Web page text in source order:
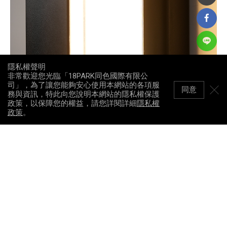
隱私權聲明
非常歡迎您光臨「18PARK同色國際有限公
司」，為了讓您能夠安心使用本網站的各項服
務與資訊，特此向您說明本網站的隱私權保護
政策，以保障您的權益，請您詳閱詳細隱私權
政策。
同意